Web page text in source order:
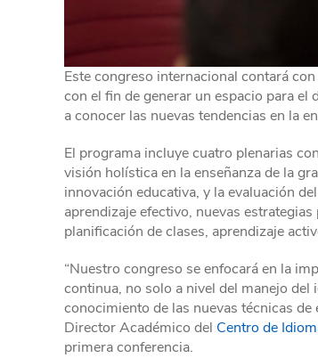
Este congreso internacional contará
con el fin de generar un espacio para
a conocer las nuevas tendencias en la
El programa incluye cuatro plenarias
visión holística en la enseñanza de la
innovación educativa, y la evaluación
aprendizaje efectivo, nuevas
planificación de clases, aprendizaje
“Nuestro congreso se enfocará en la
continua, no solo a nivel del manejo
conocimiento de las nuevas técnicas de
Director Académico del Centro de
primera conferencia.